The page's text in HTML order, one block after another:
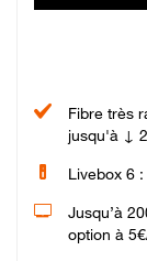
Fibre très
jusqu'à ↓
Livebox 6 :
Jusqu’à
option à